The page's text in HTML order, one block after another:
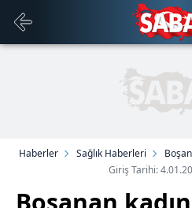
Haberler Sağlık Haberleri
Giriş Tarihi: